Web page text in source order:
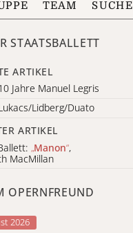
TEAM SUCHE
STAATSBALLETT
ARTIKEL
Jahre Manuel Legris
Lidberg/Duato
ARTIKEL
„Manon“,
MacMillan
OPERNFREUND
2026